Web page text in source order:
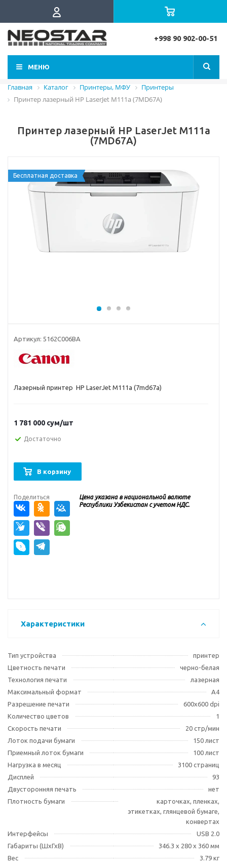
+998 90 902-00-51
МЕНЮ
Главная Каталог Принтеры, МФУ
Принтеры
Принтер лазерный HP LaserJet M111a (7MD67A)
Принтер лазерный HP LaserJet M111a
(7MD67A)
Бесплатная доставка
Артикул: 5162C006BA
Лазерный принтер HP LaserJet M111a (7md67a)
1 781 000 сум/шт
Достаточно
В корзину
Поделиться
Цена указана в национальной валюте
Республики Узбекистан с учетом НДС.
Характеристики
Тип устройства
принтер
Цветность печати
черно-белая
Технология печати
лазерная
Максимальный формат
A4
Разрешение печати
600x600 dpi
Количество цветов
1
Скорость печати
20 стр/мин
Лоток подачи бумаги
150 лист
Приемный лоток бумаги
100 лист
Нагрузка в месяц
3100 страниц
Дисплей
93
Двусторонняя печать
нет
Плотность бумаги
карточках, пленках,
этикетках, глянцевой бумаге,
конвертах
Интерфейсы
USB 2.0
Габариты (ШхГхВ)
346.3 x 280 x 360 мм
Вес
3.79 кг